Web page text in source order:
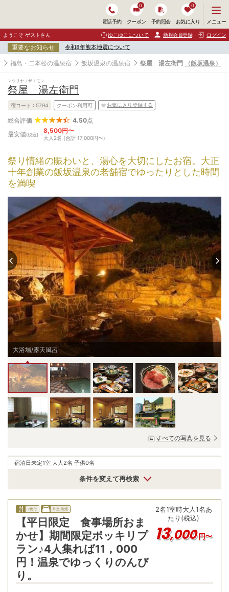
電話予約 クーポン
0
予約照会 お気に入り
0
ニ
ュ
ー
開
く
メニュー
ようこそ ゲストさん ゆこゆこについて 新規会員登録 ログイン
重要なお知らせ 令和8年熊本地震について
福島・二本松の温泉宿 飯坂温泉の温泉宿 祭屋 湯左衛門 （飯坂温泉）
マツリヤユザエモン
祭屋 湯左衛門
宿コード : 5794 クーポン利用可 お気に入り登録する
総合評価 4.50点
最安値(税込)
8,500円〜
大人2名 (合計 17,000円〜)
祭り情緒の賑わいと、湯心を大切にしたお宿。大正
十年創業の飯坂温泉の老舗宿でゆったりとした時間
を満喫
大浴場/露天風呂
すべての写真を見る
宿泊日未定1室 大人2名 子供0名
条件を変えて再検索
2食付 和室:喫煙
【平日限定 食事場所おま
かせ】期間限定ポッキリプ
ラン♪4人集れば11，000
円！温泉でゆっくりのんび
り。
2名1室時大人1名あ
たり(税込)
13,000円〜